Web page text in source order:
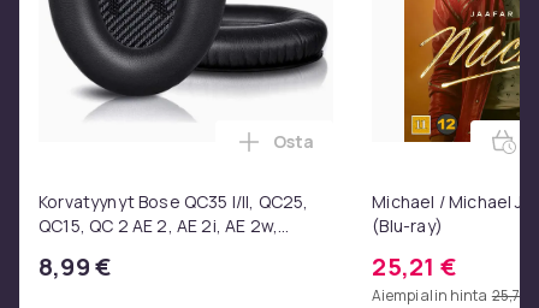
Korvatyynyt Bose QC35 I/II, QC25,
QC15, QC 2 AE 2, AE 2i, AE 2w,
8,99 €
Lisää Korvatyynyt Bose QC35
Osta
Michael / Michael
(Blu-ray)
25,21 €
Aiempi alin hinta 25,72